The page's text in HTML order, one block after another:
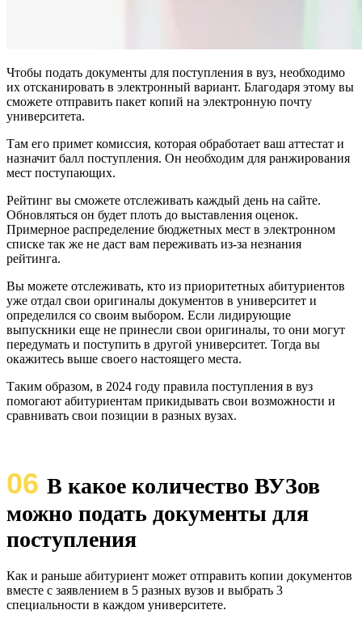
Чтобы подать документы для поступления в вуз, необходимо
их отсканировать в электронный вариант. Благодаря этому вы
сможете отправить пакет копий на электронную почту
университета.
Там его примет комиссия, которая обработает ваш аттестат и
назначит балл поступления. Он необходим для ранжирования
мест поступающих.
Рейтинг вы сможете отслеживать каждый день на сайте.
Обновляться он будет плоть до выставления оценок.
Примерное распределение бюджетных мест в электронном
списке так же не даст вам переживать из-за незнания
рейтинга.
Вы можете отслеживать, кто из приоритетных абитуриентов
уже отдал свои оригиналы документов в университет и
определился со своим выбором. Если лидирующие
выпускники еще не принесли свои оригиналы, то они могут
передумать и поступить в другой университет. Тогда вы
окажитесь выше своего настоящего места.
Таким образом, в 2024 году правила поступления в вуз
помогают абитуриентам прикидывать свои возможности и
сравнивать свои позиции в разных вузах.
06 В какое количество ВУЗов
можно подать документы для
поступления
Как и раньше абитуриент может отправить копии документов
вместе с заявлением в 5 разных вузов и выбрать 3
специальности в каждом университете.